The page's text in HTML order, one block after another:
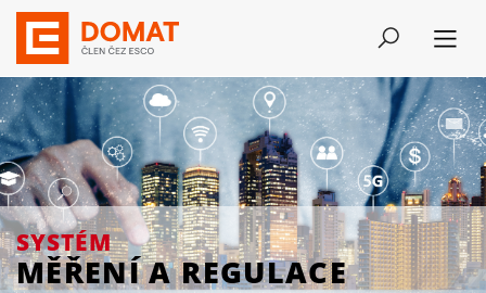
SYSTÉM
MĚŘENÍ A REGULACE
SYSTÉM
MĚŘENÍ A REGULACE